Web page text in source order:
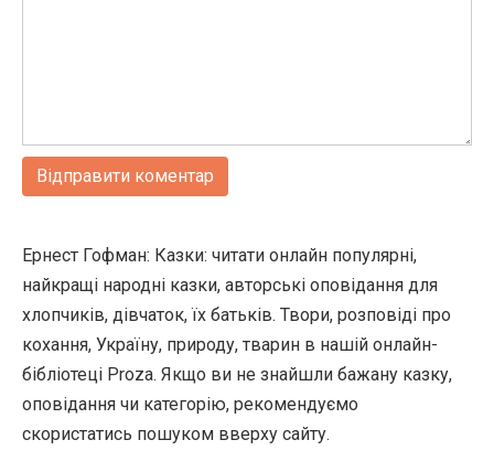
Ернест Гофман: Казки: читати онлайн популярні,
найкращі народні казки, авторські оповідання для
хлопчиків, дівчаток, їх батьків. Твори, розповіді про
кохання, Україну, природу, тварин в нашій онлайн-
бібліотеці Proza. Якщо ви не знайшли бажану казку,
оповідання чи категорію, рекомендуємо
скористатись пошуком вверху сайту.